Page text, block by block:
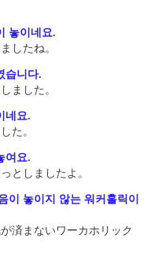
놓이네요.
したね。
습니다.
ました。
네요.
た。
여요.
としましたよ。
이 놓이지 않는 워커홀릭이
済まないワーカホリック